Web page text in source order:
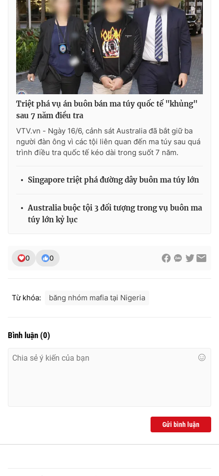
Triệt phá vụ án buôn bán ma túy quốc tế "khủng"
sau 7 năm điều tra
VTV.vn - Ngày 16/6, cảnh sát Australia đã bắt giữ ba
người đàn ông vì các tội liên quan đến ma túy sau quá
trình điều tra quốc tế kéo dài trong suốt 7 năm.
Singapore triệt phá đường dây buôn ma túy lớn
Australia buộc tội 3 đối tượng trong vụ buôn ma
túy lớn kỷ lục
0 0
Từ khóa: băng nhóm mafia tại Nigeria
Bình luận (0)
Gửi bình luận